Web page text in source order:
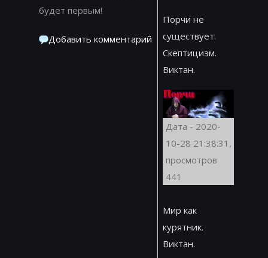
будет первым!
Добавить комментарий
Порчи не
существует.
Скептицизм.
Виктан.
Дата - 2020-
10-28 21:38:31,
просмотров
441
Мир как
курятник.
Виктан.